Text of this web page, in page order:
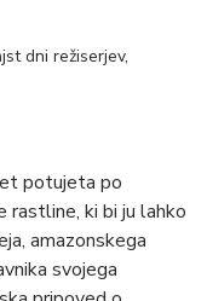
dni režiserjev,
potujeta po
rastline, ki bi ju lahko
amazonskega
svojega